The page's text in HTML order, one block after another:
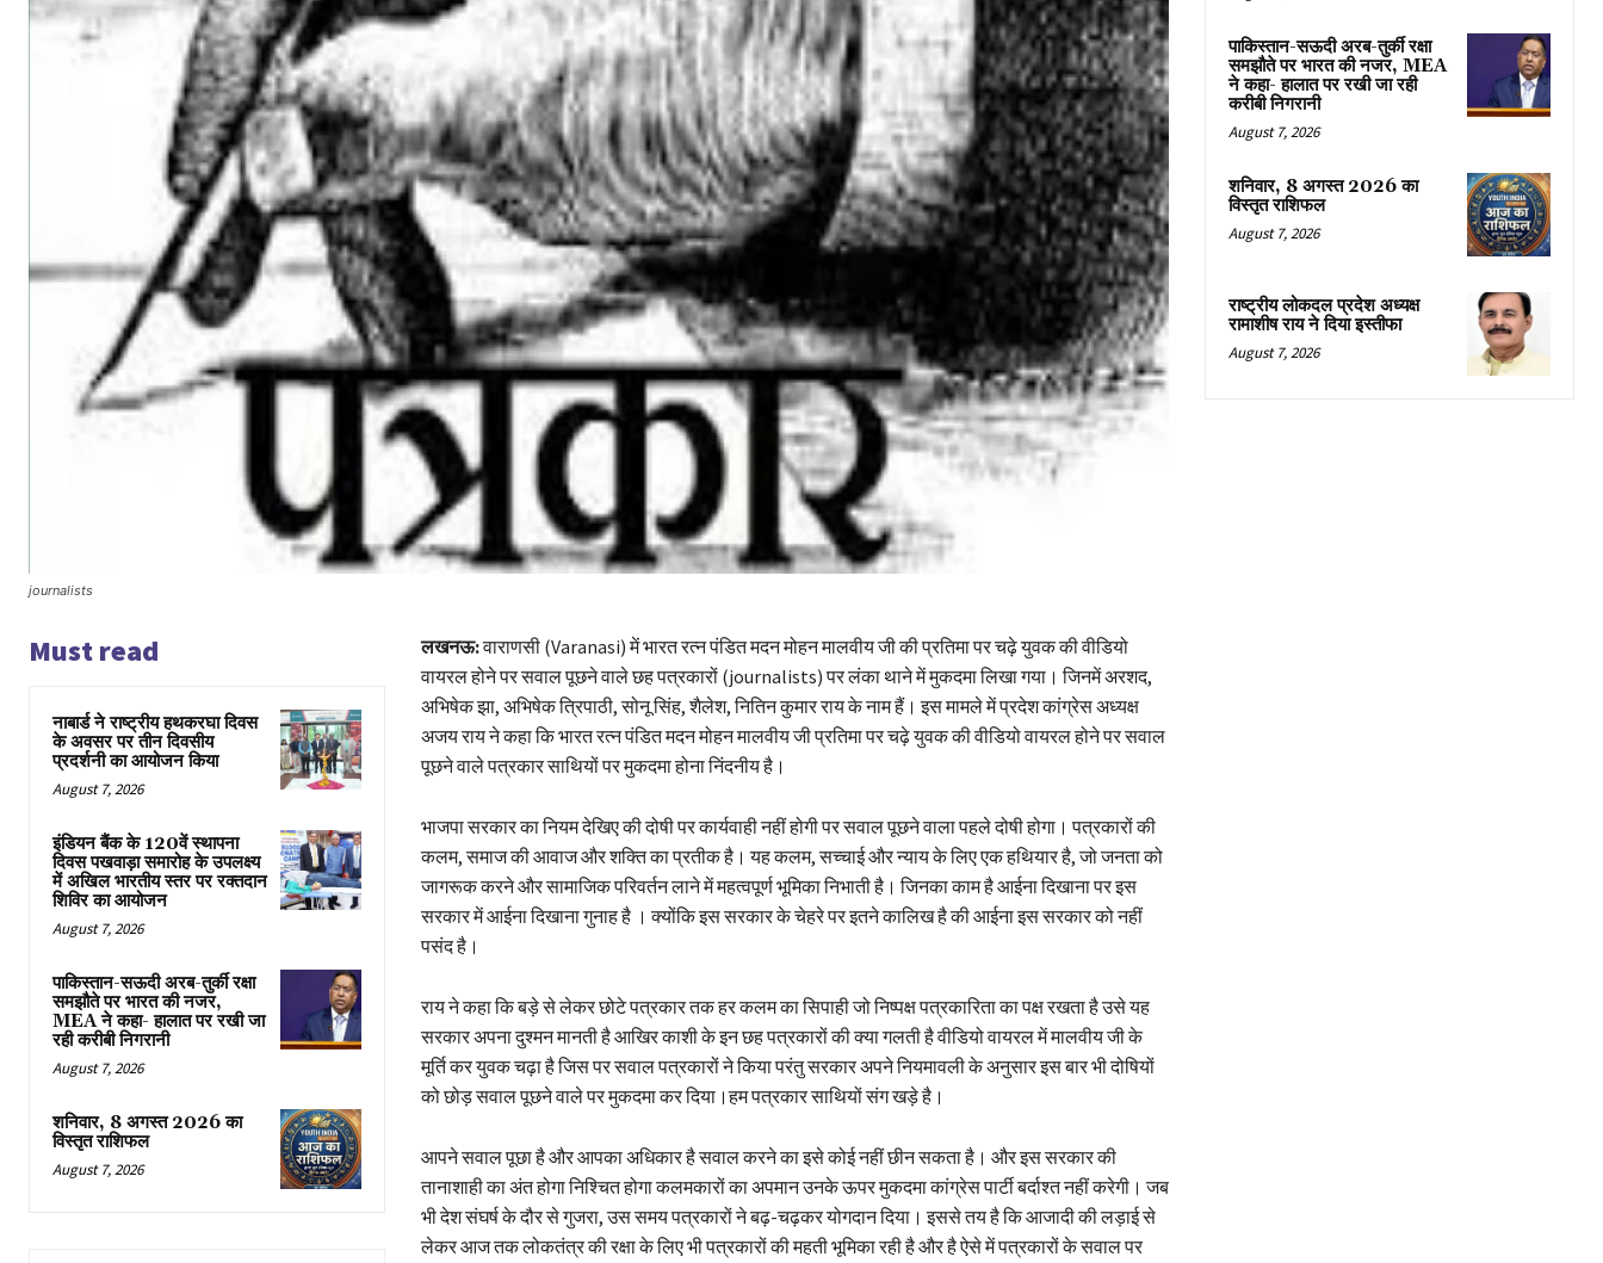
journalists
Must read
नाबार्ड ने राष्ट्रीय हथकरघा दिवस
के अवसर पर तीन दिवसीय
प्रदर्शनी का आयोजन किया
August 7, 2026
इंडियन बैंक के 120वें स्थापना
दिवस पखवाड़ा समारोह के उपलक्ष्य
में अखिल भारतीय स्तर पर रक्तदान
शिविर का आयोजन
August 7, 2026
पाकिस्तान-सऊदी अरब-तुर्की रक्षा
समझौते पर भारत की नजर,
MEA ने कहा- हालात पर रखी जा
रही करीबी निगरानी
August 7, 2026
शनिवार, 8 अगस्त 2026 का
विस्तृत राशिफल
August 7, 2026
लखनऊ:वाराणसी (Varanasi) में भारत रत्न पंडित मदन मोहन मालवीय जी की प्रतिमा पर चढ़े युवक की वीडियो
वायरल होने पर सवाल पूछने वाले छह पत्रकारों (journalists) पर लंका थाने में मुकदमा लिखा गया। जिनमें अरशद,
अभिषेक झा, अभिषेक त्रिपाठी, सोनू सिंह, शैलेश, नितिन कुमार राय के नाम हैं। इस मामले में प्रदेश कांग्रेस अध्यक्ष
अजय राय ने कहा कि भारत रत्न पंडित मदन मोहन मालवीय जी प्रतिमा पर चढ़े युवक की वीडियो वायरल होने पर सवाल
पूछने वाले पत्रकार साथियों पर मुकदमा होना निंदनीय है।
भाजपा सरकार का नियम देखिए की दोषी पर कार्यवाही नहीं होगी पर सवाल पूछने वाला पहले दोषी होगा। पत्रकारों की
कलम, समाज की आवाज और शक्ति का प्रतीक है। यह कलम, सच्चाई और न्याय के लिए एक हथियार है, जो जनता को
जागरूक करने और सामाजिक परिवर्तन लाने में महत्वपूर्ण भूमिका निभाती है। जिनका काम है आईना दिखाना पर इस
सरकार में आईना दिखाना गुनाह है । क्योंकि इस सरकार के चेहरे पर इतने कालिख है की आईना इस सरकार को नहीं
पसंद है।
राय ने कहा कि बड़े से लेकर छोटे पत्रकार तक हर कलम का सिपाही जो निष्पक्ष पत्रकारिता का पक्ष रखता है उसे यह
सरकार अपना दुश्मन मानती है आखिर काशी के इन छह पत्रकारों की क्या गलती है वीडियो वायरल में मालवीय जी के
मूर्ति कर युवक चढ़ा है जिस पर सवाल पत्रकारों ने किया परंतु सरकार अपने नियमावली के अनुसार इस बार भी दोषियों
को छोड़ सवाल पूछने वाले पर मुकदमा कर दिया।हम पत्रकार साथियों संग खड़े है।
आपने सवाल पूछा है और आपका अधिकार है सवाल करने का इसे कोई नहीं छीन सकता है। और इस सरकार की
तानाशाही का अंत होगा निश्चित होगा कलमकारों का अपमान उनके ऊपर मुकदमा कांग्रेस पार्टी बर्दाश्त नहीं करेगी। जब
भी देश संघर्ष के दौर से गुजरा, उस समय पत्रकारों ने बढ़-चढ़कर योगदान दिया। इससे तय है कि आजादी की लड़ाई से
लेकर आज तक लोकतंत्र की रक्षा के लिए भी पत्रकारों की महती भूमिका रही है और है ऐसे में पत्रकारों के सवाल पर
पाकिस्तान-सऊदी अरब-तुर्की रक्षा
समझौते पर भारत की नजर, MEA
ने कहा- हालात पर रखी जा रही
करीबी निगरानी
August 7, 2026
शनिवार, 8 अगस्त 2026 का
विस्तृत राशिफल
August 7, 2026
राष्ट्रीय लोकदल प्रदेश अध्यक्ष
रामाशीष राय ने दिया इस्तीफा
August 7, 2026